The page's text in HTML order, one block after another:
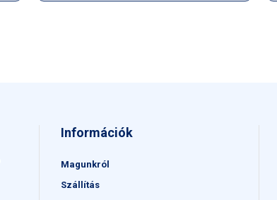
Információk
Magunkról
Szállítás